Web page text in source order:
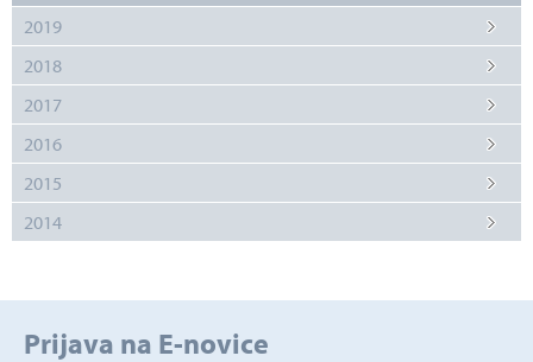
2019
2018
2017
2016
2015
2014
Prijava na E-novice